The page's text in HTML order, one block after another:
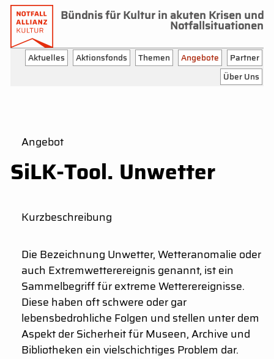
Bündnis für Kultur in akuten Krisen und
Notfallsituationen
Aktuelles Aktionsfonds Themen Angebote
Partner
Über Uns
Angebot
SiLK-Tool. Unwetter
Kurzbeschreibung
Die Bezeichnung Unwetter, Wetteranomalie oder
auch Extremwetterereignis genannt, ist ein
Sammelbegriff für extreme Wetterereignisse.
Diese haben oft schwere oder gar
lebensbedrohliche Folgen und stellen unter dem
Aspekt der Sicherheit für Museen, Archive und
Bibliotheken ein vielschichtiges Problem dar.